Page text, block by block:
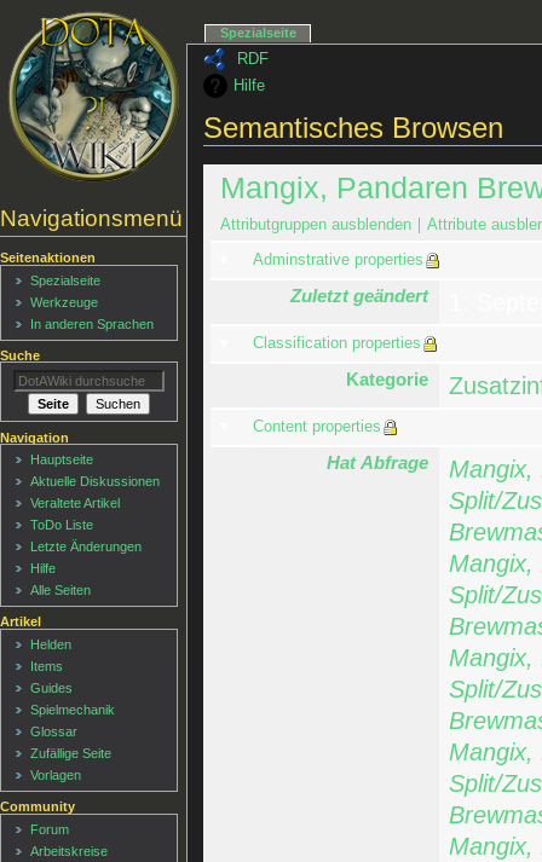
RDF
Hilfe
Semantisches Browsen
Mangix, Pandaren
Attributgruppen ausblenden Attribute
Adminstrative properties
Zuletzt geändert
Classification properties
Kategorie
Content properties
Hat Abfrage
Mangix,
Split/
Mangix,
Split/
Mangix,
Split/
Mangix,
Split/
Mangix,
Navigationsmenü
Spezialseite
Seitenaktionen
Spezialseite
Werkzeuge
In anderen Sprachen
Suche
Navigation
Hauptseite
Aktuelle Diskussionen
Veraltete Artikel
ToDo Liste
Letzte Änderungen
Hilfe
Alle Seiten
Artikel
Helden
Items
Guides
Spielmechanik
Glossar
Zufällige Seite
Vorlagen
Community
Forum
Arbeitskreise